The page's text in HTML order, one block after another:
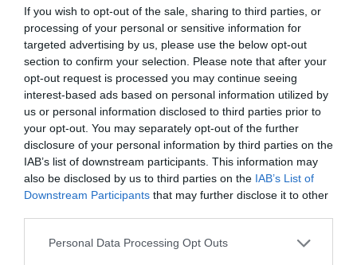
If you wish to opt-out of the sale, sharing to third parties, or
processing of your personal or sensitive information for
targeted advertising by us, please use the below opt-out
section to confirm your selection. Please note that after your
opt-out request is processed you may continue seeing
interest-based ads based on personal information utilized by
us or personal information disclosed to third parties prior to
your opt-out. You may separately opt-out of the further
disclosure of your personal information by third parties on the
IAB’s list of downstream participants. This information may
also be disclosed by us to third parties on the IAB’s List of
Downstream Participants that may further disclose it to other
Personal Data Processing Opt Outs
OPIS PRODUKTU
SPECYFIKACJA